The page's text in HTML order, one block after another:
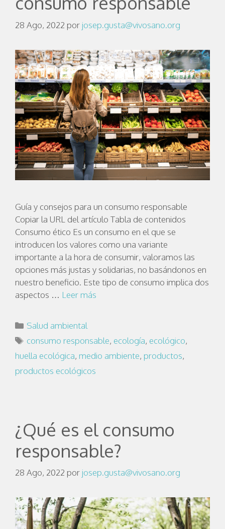
28 Ago, 2022 por josep.gusta@vivosano.org
Guía y consejos para un consumo responsable
Copiar la URL del artículo Tabla de contenidos
Consumo ético Es un consumo en el que se
introducen los valores como una variante
importante a la hora de consumir, valoramos las
opciones más justas y solidarias, no basándonos en
nuestro beneficio. Este tipo de consumo implica dos
aspectos … Leer más
Salud ambiental
consumo responsable, ecología, ecológico,
huella ecológica, medio ambiente, productos,
productos ecológicos
¿Qué es el consumo
responsable?
28 Ago, 2022 por josep.gusta@vivosano.org